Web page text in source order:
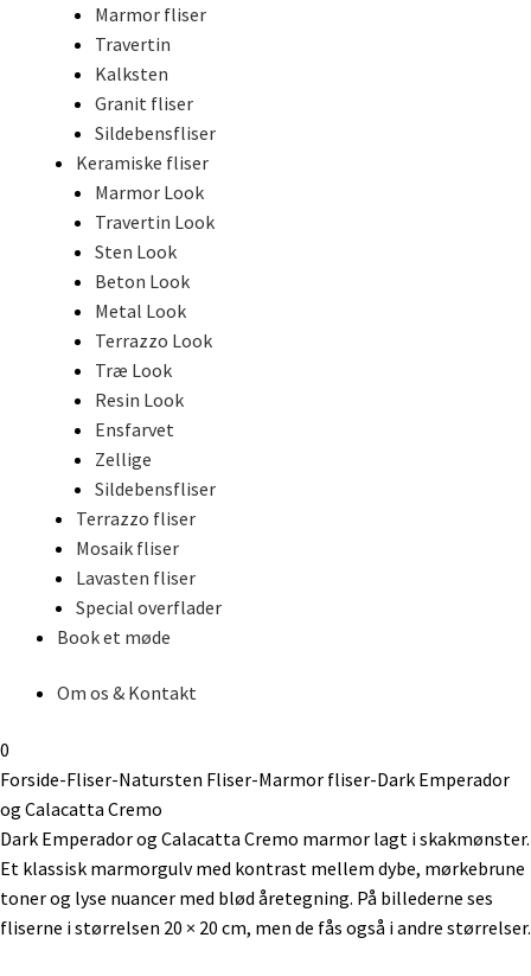
Marmor fliser
Travertin
Kalksten
Granit fliser
Sildebensfliser
Keramiske fliser
Marmor Look
Travertin Look
Sten Look
Beton Look
Metal Look
Terrazzo Look
Træ Look
Resin Look
Ensfarvet
Zellige
Sildebensfliser
Terrazzo fliser
Mosaik fliser
Lavasten fliser
Special overflader
Book et møde
Om os & Kontakt
0
Forside-Fliser-Natursten Fliser-Marmor fliser-Dark Emperador
og Calacatta Cremo
Dark Emperador og Calacatta Cremo marmor lagt i skakmønster.
Et klassisk marmorgulv med kontrast mellem dybe, mørkebrune
toner og lyse nuancer med blød åretegning. På billederne ses
fliserne i størrelsen 20 × 20 cm, men de fås også i andre størrelser.